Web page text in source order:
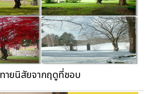
ทายนิสัยจากฤดูที่ชอบ